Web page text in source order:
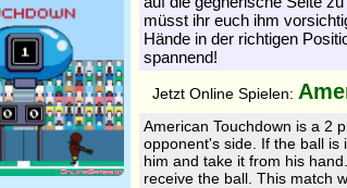
müsst ihr euch ihm
Hände in der richtigen
spannend!
Jetzt Online Spielen:
American Touchdown is a 2
opponent's side. If the ball is
him and take it from his
receive the ball. This match